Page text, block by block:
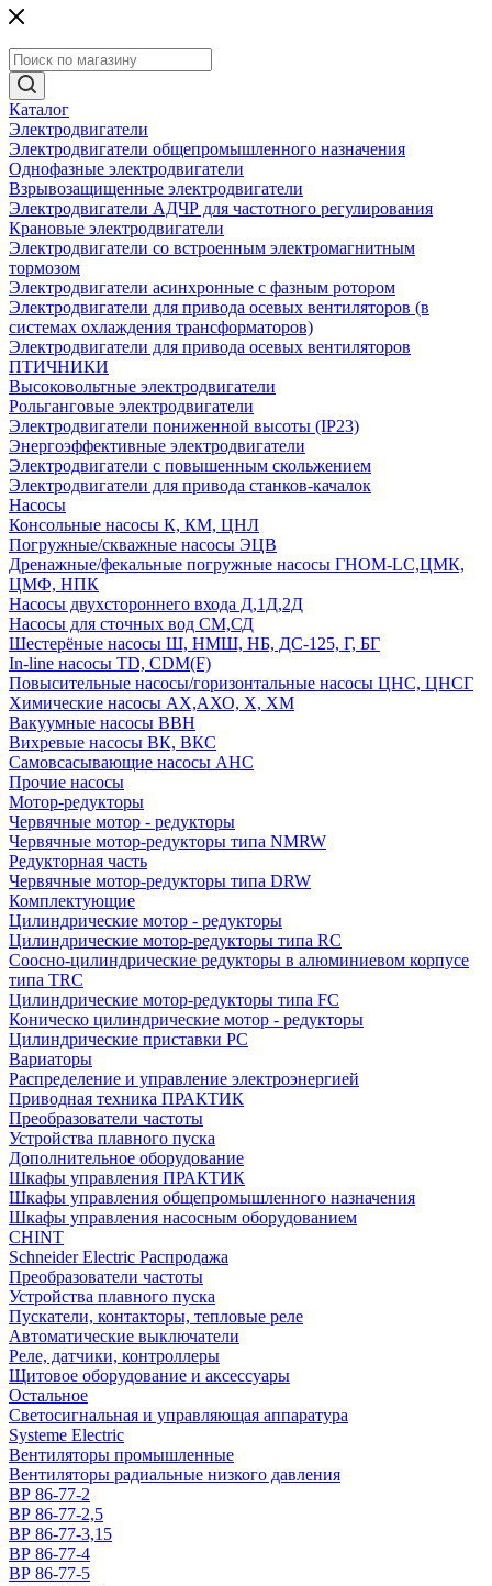
Каталог
Электродвигатели
Электродвигатели общепромышленного назначения
Однофазные электродвигатели
Взрывозащищенные электродвигатели
Электродвигатели АДЧР для частотного регулирования
Крановые электродвигатели
Электродвигатели со встроенным электромагнитным
тормозом
Электродвигатели асинхронные с фазным ротором
Электродвигатели для привода осевых вентиляторов (в
системах охлаждения трансформаторов)
Электродвигатели для привода осевых вентиляторов
ПТИЧНИКИ
Высоковольтные электродвигатели
Рольганговые электродвигатели
Электродвигатели пониженной высоты (IP23)
Энергоэффективные электродвигатели
Электродвигатели с повышенным скольжением
Электродвигатели для привода станков-качалок
Насосы
Консольные насосы К, КМ, ЦНЛ
Погружные/скважные насосы ЭЦВ
Дренажные/фекальные погружные насосы ГНОМ-LC,ЦМК,
ЦМФ, НПК
Насосы двухстороннего входа Д,1Д,2Д
Насосы для сточных вод СМ,СД
Шестерёные насосы Ш, НМШ, НБ, ДС-125, Г, БГ
In-line насосы TD, CDM(F)
Повысительные насосы/горизонтальные насосы ЦНС, ЦНСГ
Химические насосы АХ,АХО, Х, ХМ
Вакуумные насосы ВВН
Вихревые насосы ВК, ВКС
Самовсасывающие насосы АНС
Прочие насосы
Мотор-редукторы
Червячные мотор - редукторы
Червячные мотор-редукторы типа NMRW
Редукторная часть
Червячные мотор-редукторы типа DRW
Комплектующие
Цилиндрические мотор - редукторы
Цилиндрические мотор-редукторы типа RC
Соосно-цилиндрические редукторы в алюминиевом корпусе
типа TRC
Цилиндрические мотор-редукторы типа FC
Коническо цилиндрические мотор - редукторы
Цилиндрические приставки PC
Вариаторы
Распределение и управление электроэнергией
Приводная техника ПРАКТИК
Преобразователи частоты
Устройства плавного пуска
Дополнительное оборудование
Шкафы управления ПРАКТИК
Шкафы управления общепромышленного назначения
Шкафы управления насосным оборудованием
CHINT
Schneider Electric Распродажа
Преобразователи частоты
Устройства плавного пуска
Пускатели, контакторы, тепловые реле
Автоматические выключатели
Реле, датчики, контроллеры
Щитовое оборудование и аксессуары
Остальное
Светосигнальная и управляющая аппаратура
Systeme Electric
Вентиляторы промышленные
Вентиляторы радиальные низкого давления
ВР 86-77-2
ВР 86-77-2,5
ВР 86-77-3,15
ВР 86-77-4
ВР 86-77-5